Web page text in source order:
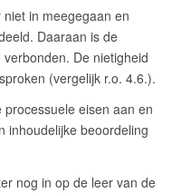
in meegegaan en
Daaraan is de
De nietigheid
(vergelijk r.o. 4.6.).
eisen aan en
inhoudelijke beoordeling
nog in op de leer van de